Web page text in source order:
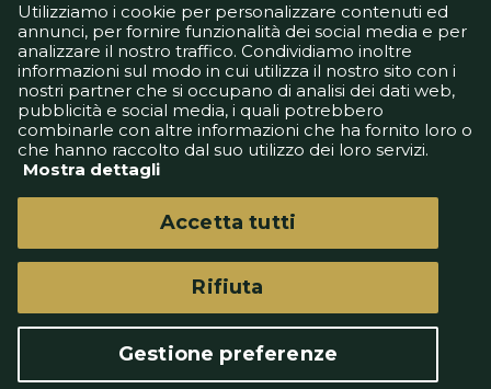
Informativa Privacy
Informativa Cookie
Tech App
Gestione preferenze
support@goldbetlive.it
GoldBetlive è un sito di GBO Italy Spa
Questo sito non rappresenta una testata
giornalistica in quanto viene aggiornato senza
Utilizziamo i cookie per personalizzare contenuti ed
annunci, per fornire funzionalità dei social media e per
analizzare il nostro traffico. Condividiamo inoltre
informazioni sul modo in cui utilizza il nostro sito con i
nostri partner che si occupano di analisi dei dati web,
pubblicità e social media, i quali potrebbero
combinarle con altre informazioni che ha fornito loro o
che hanno raccolto dal suo utilizzo dei loro servizi.
Mostra dettagli
Gestione preferenze
Rifiuta
Accetta tutti